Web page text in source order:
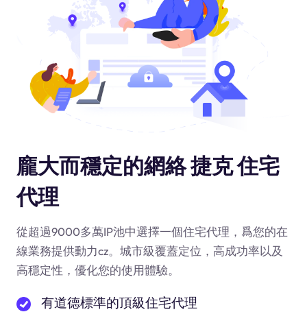
龐大而穩定的網絡 捷克 住宅
代理
從超過9000多萬IP池中選擇一個住宅代理，爲您的在
線業務提供動力cz。城市級覆蓋定位，高成功率以及
高穩定性，優化您的使用體驗。
有道德標準的頂級住宅代理